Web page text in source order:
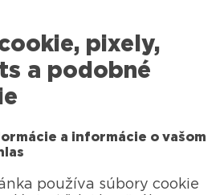
pixely,
a podobné
a informácie o vašom
používa súbory cookie